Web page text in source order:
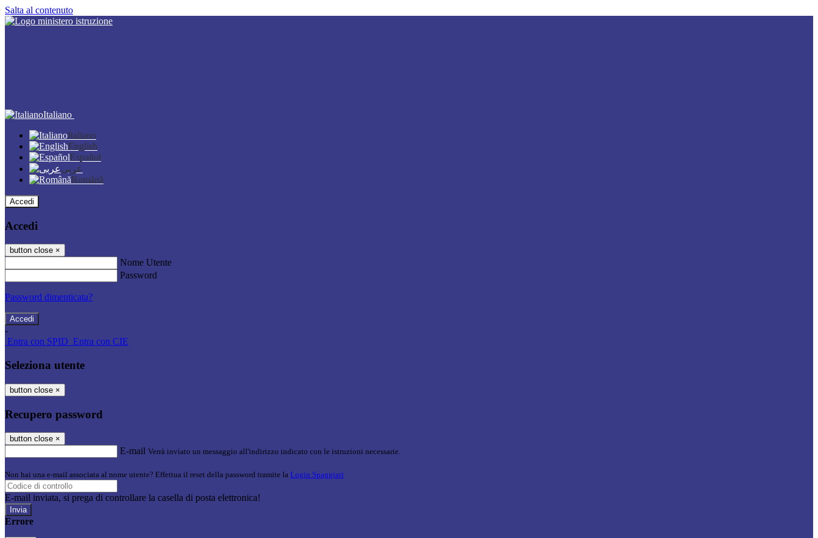
Salta al contenuto
Italiano
Italiano
English
Español
عربى
Română
Accedi
Accedi
button close ×
Nome Utente
Password
Password dimenticata?
-
Entra con SPID Entra con CIE
Seleziona utente
button close ×
Recupero password
button close ×
E-mail Verrà inviato un messaggio all'indirizzo indicato con le istruzioni necessarie.
Non hai una e-mail associata al nome utente? Effettua il reset della password tramite la Login Spaggiari
E-mail inviata, si prega di controllare la casella di posta elettronica!
Errore